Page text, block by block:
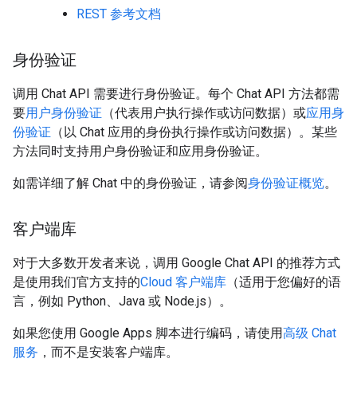
REST 参考文档
身份验证
调用 Chat API 需要进行身份验证。每个 Chat API 方法都需
要用户身份验证 （代表用户执行操作或访问数据）或应用身
份验证 （以 Chat 应用的身份执行操作或访问数据）。某些
方法同时支持用户身份验证和应用身份验证。
如需详细了解 Chat 中的身份验证，请参阅身份验证概览。
客户端库
对于大多数开发者来说，调用 Google Chat API 的推荐方式
是使用我们官方支持的Cloud 客户端库 （适用于您偏好的语
言，例如 Python、Java 或 Node.js）。
如果您使用 Google Apps 脚本进行编码，请使用高级 Chat
服务 ，而不是安装客户端库。